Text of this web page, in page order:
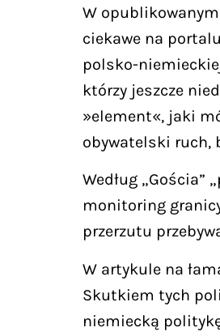
W
ciekawe na
polsko-
którzy jeszcze
»element«, jaki
obywatelski ruch,
Według
monitoring
przerzutu
W artykule na
Skutkiem tych
niemiecką